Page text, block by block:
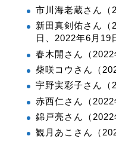
市川海老蔵さん（
新田真剣佑さん（
日、2022年6月19
春木開さん（2022
柴咲コウさん（
宇野実彩子さん（
赤西仁さん（2022
錦戸亮さん（2022
観月あこさん（